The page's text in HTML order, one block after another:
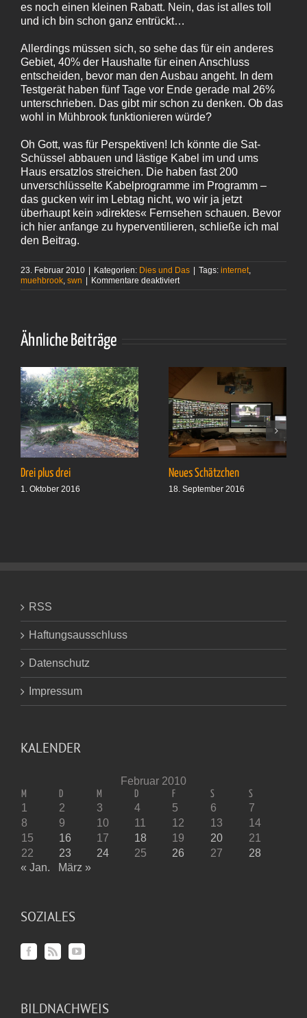
es noch einen kleinen Rabatt. Nein, das ist alles toll
und ich bin schon ganz entrückt…
Allerdings müssen sich, so sehe das für ein anderes
Gebiet, 40% der Haushalte für einen Anschluss
entscheiden, bevor man den Ausbau angeht. In dem
Testgerät haben fünf Tage vor Ende gerade mal 26%
unterschrieben. Das gibt mir schon zu denken. Ob das
wohl in Mühbrook funktionieren würde?
Oh Gott, was für Perspektiven! Ich könnte die Sat-
Schüssel abbauen und lästige Kabel im und ums
Haus ersatzlos streichen. Die haben fast 200
unverschlüsselte Kabelprogramme im Programm –
das gucken wir im Lebtag nicht, wo wir ja jetzt
überhaupt kein »direktes« Fernsehen schauen. Bevor
ich hier anfange zu hyperventilieren, schließe ich mal
den Beitrag.
23. Februar 2010 | Kategorien: Dies und Das | Tags: internet
muehbrook swn | Kommentare deaktiviertfür
Ähnliche Beiträge
Drei plus drei
1. Oktober 2016
Neues Schätzchen
18. September 2016
RSS
Haftungsausschluss
Datenschutz
Impressum
KALENDER
Februar 2010
M D M D F S S
1 2 3 4 5 6
7
8
9 10 11 12 13
14
15
16 17 18 19 20
21
22
23 24 25 26 27
28
« Jan.
März »
SOZIALES
BILDNACHWEIS